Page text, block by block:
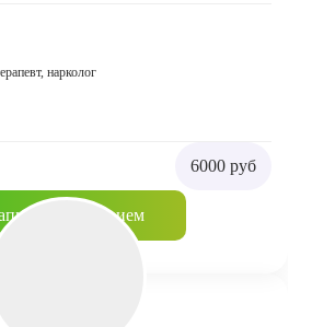
нарколог
6000 руб
на прием